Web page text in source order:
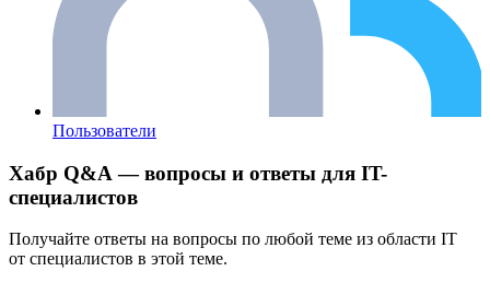
Пользователи
Хабр Q&A — вопросы и ответы для IT-
специалистов
Получайте ответы на вопросы по любой теме из области IT
от специалистов в этой теме.